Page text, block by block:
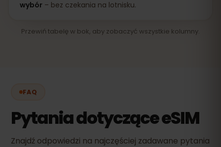
wybór– bez czekania na lotnisku.
Przewiń tabelę w bok, aby zobaczyć wszystkie kolumny.
FAQ
Pytania dotyczące eSIM
Znajdź odpowiedzi na najczęściej zadawane pytania